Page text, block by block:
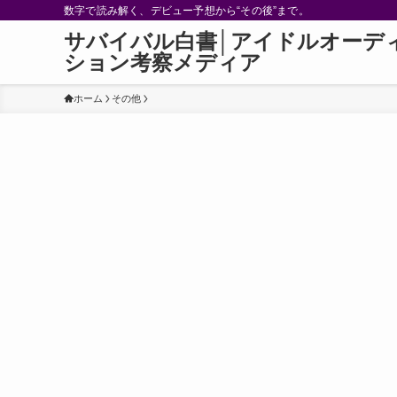
数字で読み解く、デビュー予想から“その後”まで。
サバイバル白書│アイドルオーデ
ション考察メディア
ホーム その他